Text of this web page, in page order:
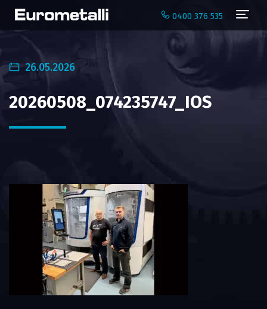
0400 376 535
26.05.2026
20260508_074235747_IOS